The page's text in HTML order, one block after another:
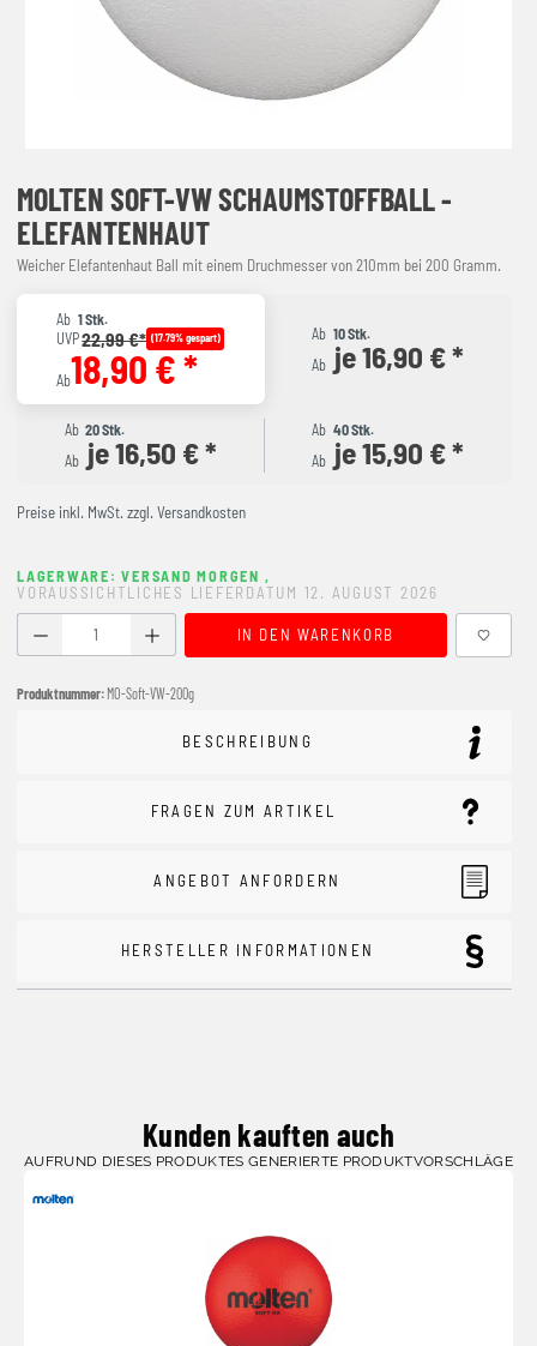
MOLTEN SOFT-VW SCHAUMSTOFFBALL -
ELEFANTENHAUT
Weicher Elefantenhaut Ball mit einem Druchmesser von 210mm bei 200 Gramm.
Ab 1 Stk.
UVP22,99 €* (17.79% gespart)
Ab18,90 € *
Ab 10 Stk.
Ab je 16,90 € *
Ab 20 Stk.
Ab je 16,50 € *
Ab 40 Stk.
Ab je 15,90 € *
Preise inkl. MwSt. zzgl. Versandkosten
LAGERWARE: VERSAND MORGEN ,
VORAUSSICHTLICHES LIEFERDATUM 12. AUGUST 2026
Produkt Anzahl: Gib den gewünschten Wert ein oder
IN DEN WARENKORB
Produktnummer: MO-Soft-VW-200g
BESCHREIBUNG
FRAGEN ZUM ARTIKEL
ANGEBOT ANFORDERN
HERSTELLER INFORMATIONEN
Kunden kauften auch
AUFRUND DIESES PRODUKTES GENERIERTE PRODUKTVORSCHLÄGE